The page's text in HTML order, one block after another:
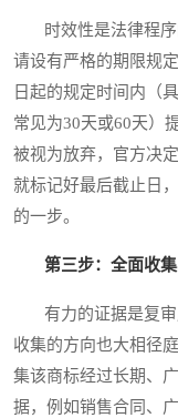
时效性是法律程序
请设有严格的期限规
日起的规定时间内（
常见为30天或60天）
被视为放弃，官方决
就标记好最后截止日
的一步。
第三步：全面收
有力的证据是复审
收集的方向也大相径
集该商标经过长期、
据，例如销售合同、